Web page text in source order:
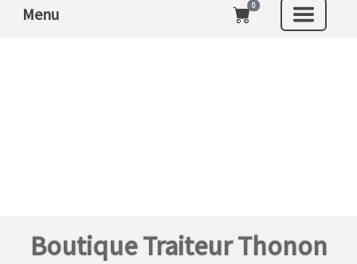
Menu 0
Boutique Traiteur Thonon